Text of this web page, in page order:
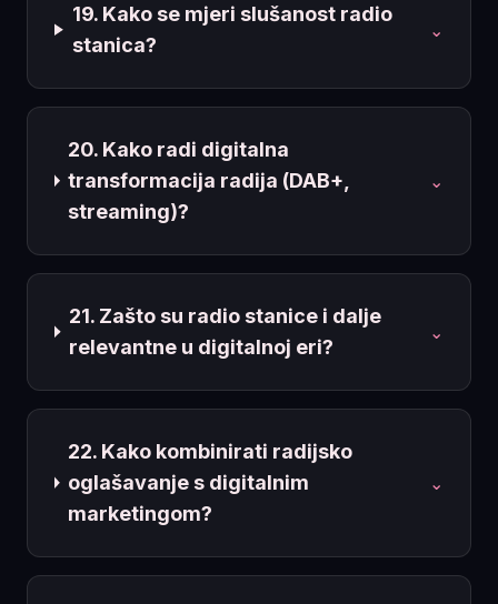
19. Kako se mjeri slušanost radio
stanica?
⌄
20. Kako radi digitalna
transformacija radija (DAB+,
streaming)?
⌄
21. Zašto su radio stanice i dalje
relevantne u digitalnoj eri?
⌄
22. Kako kombinirati radijsko
oglašavanje s digitalnim
marketingom?
⌄